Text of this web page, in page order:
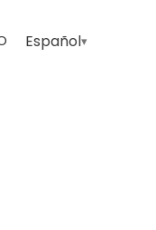
Español